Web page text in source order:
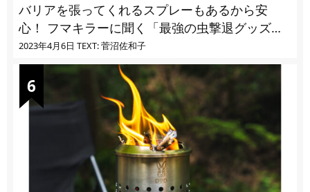
バリアを張ってくれるスプレーもあるから安
心！ フマキラーに聞く「最強の虫撃退グッズ
vol.4」【キャンプサイトで使う虫よけ】
2023年4月6日 TEXT: 菅沼佐和子